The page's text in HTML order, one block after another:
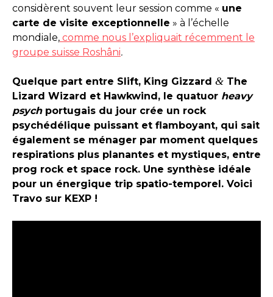
considèrent souvent leur session comme « une
carte de visite exceptionnelle » à l’échelle
mondiale, comme nous l’expliquait récemment le
groupe suisse Roshâni.
Quelque part entre Slift, King Gizzard & The
Lizard Wizard et Hawkwind, le quatuor heavy
psychportugais du jour crée un rock
psychédélique puissant et flamboyant, qui sait
également se ménager par moment quelques
respirations plus planantes et mystiques, entre
prog rock et space rock. Une synthèse idéale
pour un énergique trip spatio-temporel. Voici
Travo sur KEXP !